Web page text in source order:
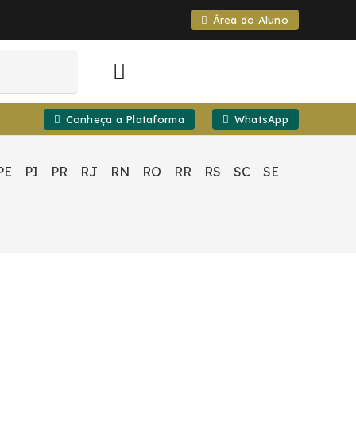
Área do Aluno
Conheça a Plataforma WhatsApp
PI PR RJ RN RO RR RS SC SE